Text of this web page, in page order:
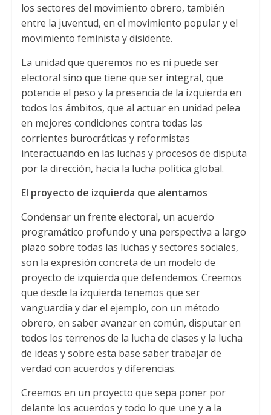
los sectores del movimiento obrero, también
entre la juventud, en el movimiento popular y el
movimiento feminista y disidente.
La unidad que queremos no es ni puede ser
electoral sino que tiene que ser integral, que
potencie el peso y la presencia de la izquierda en
todos los ámbitos, que al actuar en unidad pelea
en mejores condiciones contra todas las
corrientes burocráticas y reformistas
interactuando en las luchas y procesos de disputa
por la dirección, hacia la lucha política global.
El proyecto de izquierda que alentamos
Condensar un frente electoral, un acuerdo
programático profundo y una perspectiva a largo
plazo sobre todas las luchas y sectores sociales,
son la expresión concreta de un modelo de
proyecto de izquierda que defendemos. Creemos
que desde la izquierda tenemos que ser
vanguardia y dar el ejemplo, con un método
obrero, en saber avanzar en común, disputar en
todos los terrenos de la lucha de clases y la lucha
de ideas y sobre esta base saber trabajar de
verdad con acuerdos y diferencias.
Creemos en un proyecto que sepa poner por
delante los acuerdos y todo lo que une y a la